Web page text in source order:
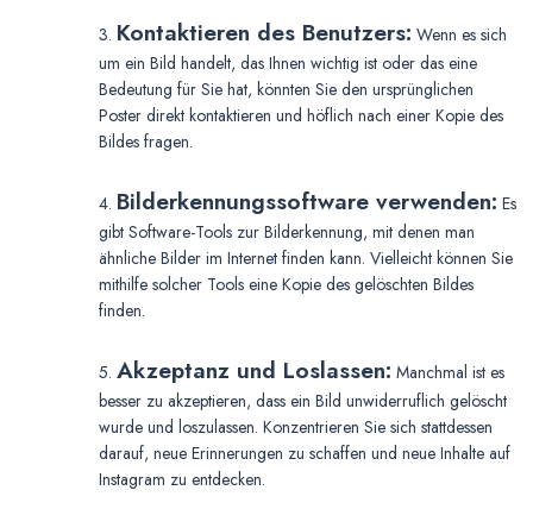
3. Kontaktieren des Benutzers: Wenn es sich
um ein Bild handelt, das Ihnen wichtig ist oder das eine
Bedeutung für Sie hat, könnten Sie den ursprünglichen
Poster direkt kontaktieren und höflich nach einer Kopie des
Bildes fragen.
4. Bilderkennungssoftware verwenden: Es
gibt Software-Tools zur Bilderkennung, mit denen man
ähnliche Bilder im Internet finden kann. Vielleicht können Sie
mithilfe solcher Tools eine Kopie des gelöschten Bildes
finden.
5. Akzeptanz und Loslassen: Manchmal ist es
besser zu akzeptieren, dass ein Bild unwiderruflich gelöscht
wurde und loszulassen. Konzentrieren Sie sich stattdessen
darauf, neue Erinnerungen zu schaffen und neue Inhalte auf
Instagram zu entdecken.